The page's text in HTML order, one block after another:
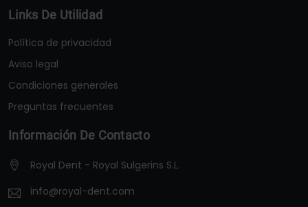
Links De Utilidad
Política de privacidad
Aviso legal
Condiciones generales
Preguntas frecuentes
Información De Contacto
Royal Dent - Royal Sulgerins S.L.
info@royal-dent.com